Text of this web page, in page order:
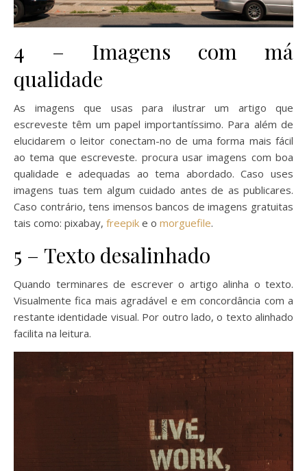
4 – Imagens com má
qualidade
As imagens que usas para ilustrar um artigo que
escreveste têm um papel importantíssimo. Para além de
elucidarem o leitor conectam-no de uma forma mais fácil
ao tema que escreveste. procura usar imagens com boa
qualidade e adequadas ao tema abordado. Caso uses
imagens tuas tem algum cuidado antes de as publicares.
Caso contrário, tens imensos bancos de imagens gratuitas
tais como: pixabay, freepik e o morguefile.
5 – Texto desalinhado
Quando terminares de escrever o artigo alinha o texto.
Visualmente fica mais agradável e em concordância com a
restante identidade visual. Por outro lado, o texto alinhado
facilita na leitura.